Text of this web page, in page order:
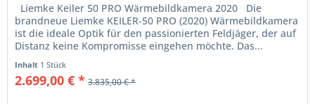
Liemke Keiler 50 PRO Wärmebildkamera 2020 Die
brandneue Liemke KEILER-50 PRO (2020) Wärmebildkamera
ist die ideale Optik für den passionierten Feldjäger, der auf
Distanz keine Kompromisse eingehen möchte. Das...
Inhalt 1 Stück
2.699,00 € * 3.835,00 € *